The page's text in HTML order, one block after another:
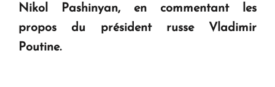
ouvrira ses portes à Dilijan
Nikol Pashinyan, en commentant les
propos du président russe Vladimir
Poutine.